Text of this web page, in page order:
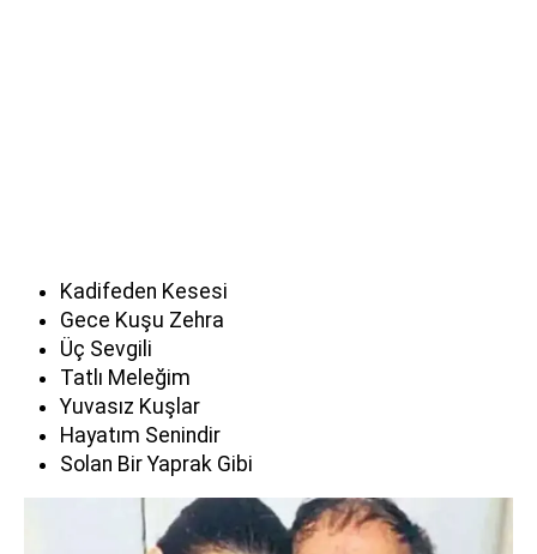
Kadifeden Kesesi
Gece Kuşu Zehra
Üç Sevgili
Tatlı Meleğim
Yuvasız Kuşlar
Hayatım Senindir
Solan Bir Yaprak Gibi